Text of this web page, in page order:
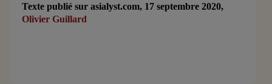
Texte publié sur asialyst.com, 17 septembre 2020,
Olivier Guillard